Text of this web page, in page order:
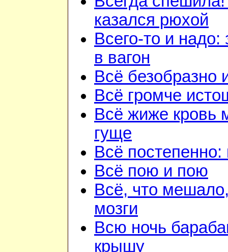
казался рюхой
Всего-то и надо:
в вагон
Всё безобразно
Всё громче
Всё жиже кровь
гуще
Всё постепенно:
Всё пою и пою
Всё, что
мозги
Всю ночь
крышу